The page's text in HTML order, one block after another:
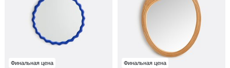
Финальная цена Финальная цена